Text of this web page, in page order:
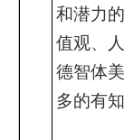
和潜力
值观、
德智体
多的有